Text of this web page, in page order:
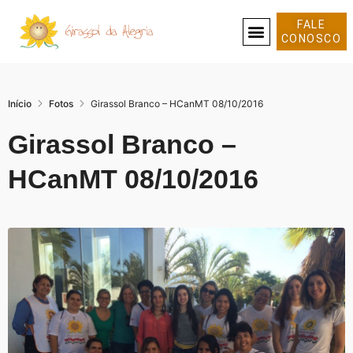
FALE
CONOSCO
Início Fotos Girassol Branco – HCanMT 08/10/2016
Girassol Branco –
HCanMT 08/10/2016